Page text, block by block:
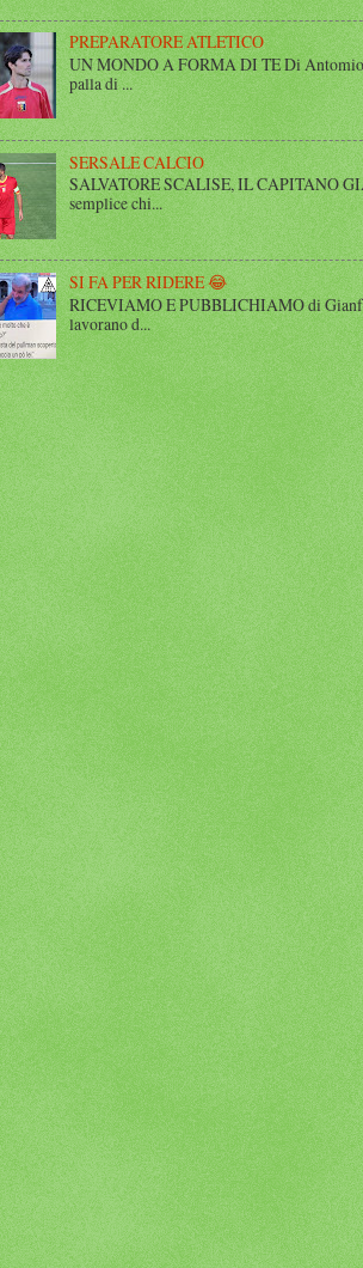
PREPARATORE ATLETICO
UN MONDO A FORMA DI TE Di
palla di ...
SERSALE CALCIO
SALVATORE SCALISE, IL CAPITANO
semplice chi...
SI FA PER RIDERE 😂
RICEVIAMO E PUBBLICHIAMO di
lavorano d...